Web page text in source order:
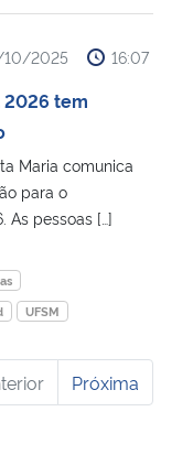
10/2025 16:07
2026 tem
Maria comunica
para o
As pessoas […]
UFSM
Próxima